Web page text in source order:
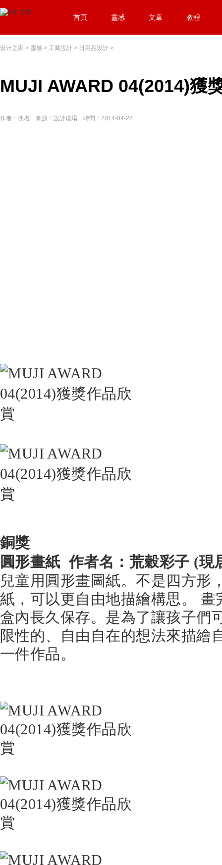
首頁 靈感 文章 教程
设计之家 > 靈感 > 工業設計 > 日用品設計 >
MUJI AWARD 04(2014)獲
作者：佚名 來源：設計現場 時間：2014-04-28
銅獎
圓形畫紙 作者名：荒穀彩子 (現
兒童用圓形畫圖紙。不是四方形
紙，可以更自由地描繪構思。
盒內長久保存。是為了讓孩子們
限性的、自由自在的想法來描繪
一件作品。